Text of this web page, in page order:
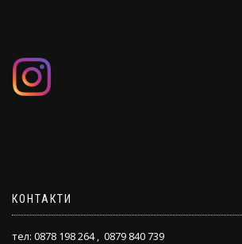
КОНТАКТИ
тел: 0878 198 264 , 0879 840 739